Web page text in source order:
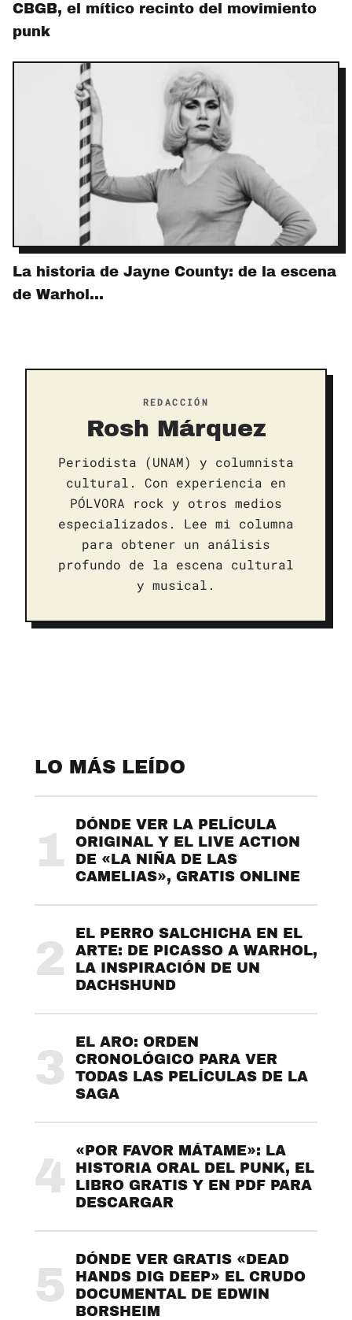
CBGB, el mítico recinto del movimiento
punk
La historia de Jayne County: de la escena
de Warhol…
REDACCIÓN
Rosh Márquez
Periodista (UNAM) y columnista
cultural. Con experiencia en
PÓLVORA rock y otros medios
especializados. Lee mi columna
para obtener un análisis
profundo de la escena cultural
y musical.
LO MÁS LEÍDO
1
DÓNDE VER LA PELÍCULA
ORIGINAL Y EL LIVE ACTION
DE «LA NIÑA DE LAS
CAMELIAS», GRATIS ONLINE
2
EL PERRO SALCHICHA EN EL
ARTE: DE PICASSO A WARHOL,
LA INSPIRACIÓN DE UN
DACHSHUND
3
EL ARO: ORDEN
CRONOLÓGICO PARA VER
TODAS LAS PELÍCULAS DE LA
SAGA
4
«POR FAVOR MÁTAME»: LA
HISTORIA ORAL DEL PUNK, EL
LIBRO GRATIS Y EN PDF PARA
DESCARGAR
5
DÓNDE VER GRATIS «DEAD
HANDS DIG DEEP» EL CRUDO
DOCUMENTAL DE EDWIN
BORSHEIM